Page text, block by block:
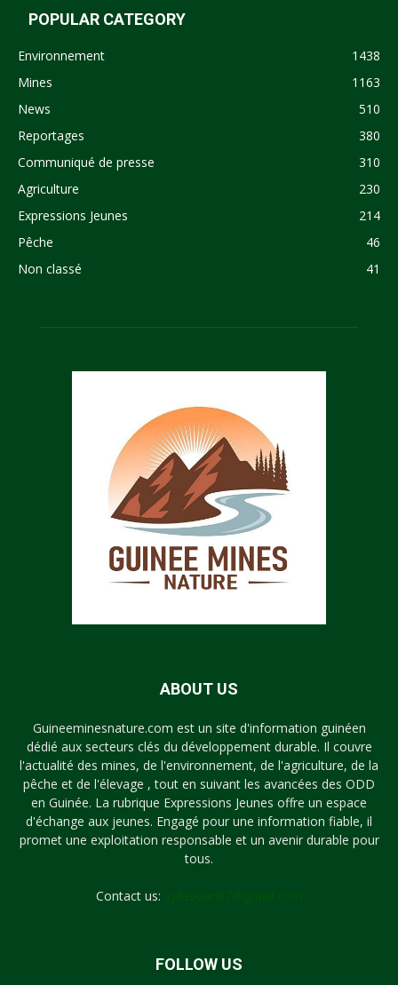
POPULAR CATEGORY
Environnement
1438
Mines
1163
News
510
Reportages
380
Communiqué de presse
310
Agriculture
230
Expressions Jeunes
214
Pêche
46
Non classé
41
ABOUT US
Guineeminesnature.com est un site d'information guinéen
dédié aux secteurs clés du développement durable. Il couvre
l'actualité des mines, de l'environnement, de l'agriculture, de la
pêche et de l'élevage , tout en suivant les avancées des ODD
en Guinée. La rubrique Expressions Jeunes offre un espace
d'échange aux jeunes. Engagé pour une information fiable, il
promet une exploitation responsable et un avenir durable pour
tous.
Contact us:
FOLLOW US